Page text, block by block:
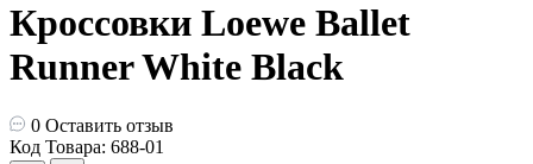
Кроссовки Loewe Ballet
Runner White Black
0 Оставить отзыв
Код Товара: 688-01